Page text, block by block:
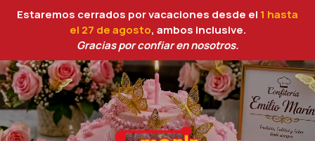
Estaremos cerrados por vacaciones desde el 1 hasta
el 27 de agosto, ambos inclusive.
Gracias por confiar en nosotros.